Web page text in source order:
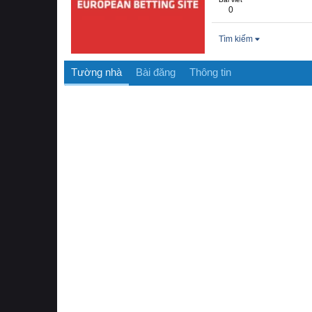
0
Tìm kiếm
Tường nhà Bài đăng Thông tin